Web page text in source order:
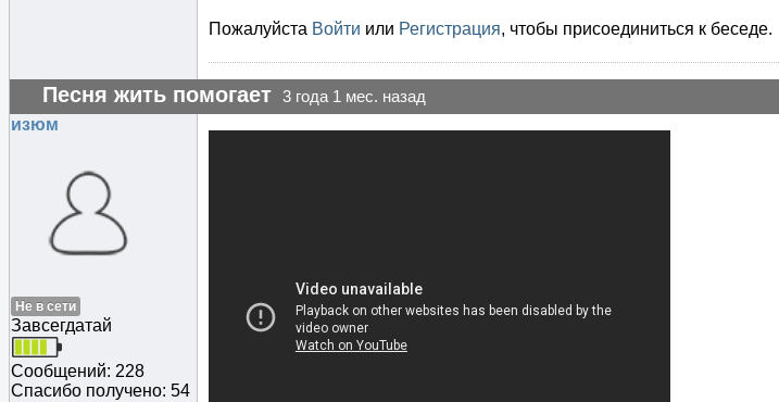
Пожалуйста Войти или Регистрация, чтобы присоединиться к беседе.
Песня жить помогает 3 года 1 мес. назад
изюм
Не в сети
Завсегдатай
Сообщений: 228
Спасибо получено: 54